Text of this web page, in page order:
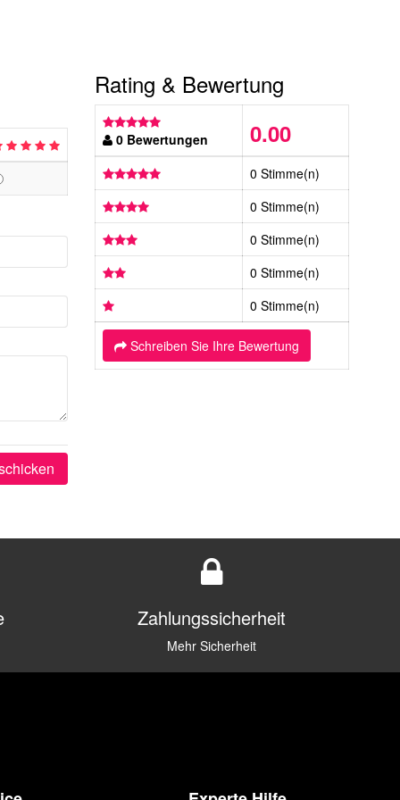
Rating & Bewertung
0 Bewertungen 0.00
0 Stimme(n)
0 Stimme(n)
0 Stimme(n)
0 Stimme(n)
0 Stimme(n)
Schreiben Sie Ihre Bewertung
Zahlungssicherheit
Mehr Sicherheit